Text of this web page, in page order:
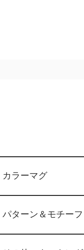
カラーマグ
パターン＆モチーフ